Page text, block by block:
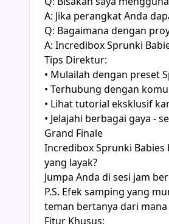
A: Jika perangkat Anda
Q: Bagaimana dengan
A: Incredibox Sprunki
Tips Direktur:
• Mulailah dengan preset
• Terhubung dengan
• Lihat tutorial eksklusif
• Jelajahi berbagai gaya -
Grand Finale
Incredibox Sprunki
yang layak?
Jumpa Anda di sesi jam
P.S. Efek samping yang
teman bertanya dari
Fitur Khusus: